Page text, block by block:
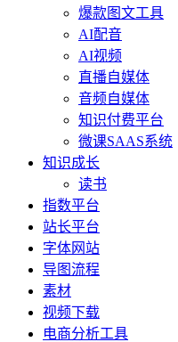
爆款图文工具
AI配音
AI视频
直播自媒体
音频自媒体
知识付费平台
微课SAAS系统
知识成长
读书
指数平台
站长平台
字体网站
导图流程
素材
视频下载
电商分析工具